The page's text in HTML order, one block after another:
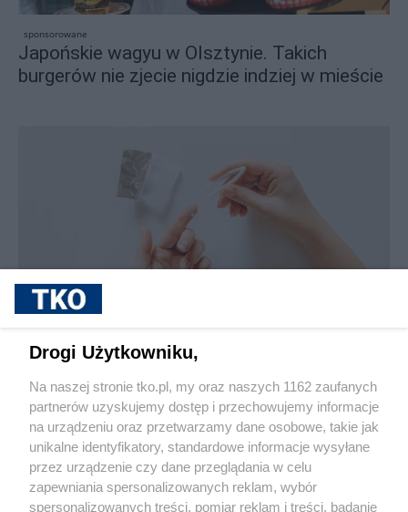
sponsorowane
Japońskie wagyu w Olsztynie. Takich
burgerów nie zjecie nigdzie indziej w mieście
Jak rozpoznać, że soczewki kontaktowe są
Pokaż więcej
Drogi Użytkowniku,
Na naszej stronie tko.pl, my oraz naszych 1162 zaufanych
partnerów uzyskujemy dostęp i przechowujemy informacje
na urządzeniu oraz przetwarzamy dane osobowe, takie jak
unikalne identyfikatory, standardowe informacje wysyłane
przez urządzenie czy dane przeglądania w celu
zapewniania spersonalizowanych reklam, wybór
spersonalizowanych treści, pomiar reklam i treści, badanie